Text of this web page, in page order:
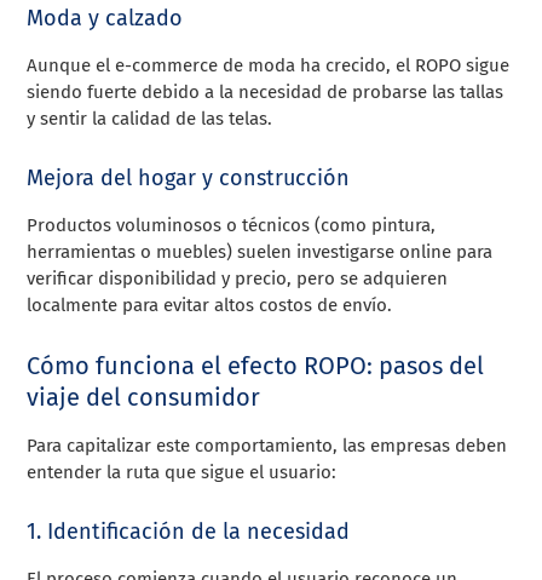
Moda y calzado
Aunque el e-commerce de moda ha crecido, el ROPO sigue
siendo fuerte debido a la necesidad de probarse las tallas
y sentir la calidad de las telas.
Mejora del hogar y construcción
Productos voluminosos o técnicos (como pintura,
herramientas o muebles) suelen investigarse online para
verificar disponibilidad y precio, pero se adquieren
localmente para evitar altos costos de envío.
Cómo funciona el efecto ROPO: pasos del
viaje del consumidor
Para capitalizar este comportamiento, las empresas deben
entender la ruta que sigue el usuario:
1. Identificación de la necesidad